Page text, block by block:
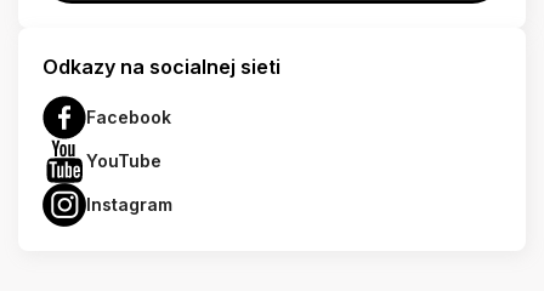
Odkazy na socialnej sieti
Facebook
YouTube
Instagram